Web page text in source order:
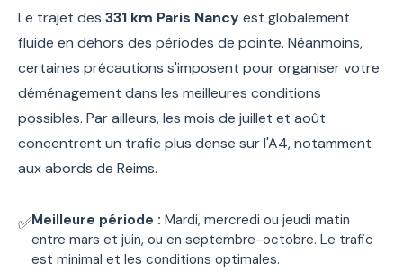
Le trajet des 331 km Paris Nancyest globalement
fluide en dehors des périodes de pointe. Néanmoins,
certaines précautions s'imposent pour organiser votre
déménagement dans les meilleures conditions
possibles. Par ailleurs, les mois de juillet et août
concentrent un trafic plus dense sur l'A4, notamment
aux abords de Reims.
✅Meilleure période : Mardi, mercredi ou jeudi matin
entre mars et juin, ou en septembre-octobre. Le trafic
est minimal et les conditions optimales.